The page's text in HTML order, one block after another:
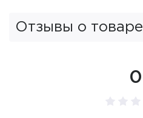
Отзывы о товаре
0